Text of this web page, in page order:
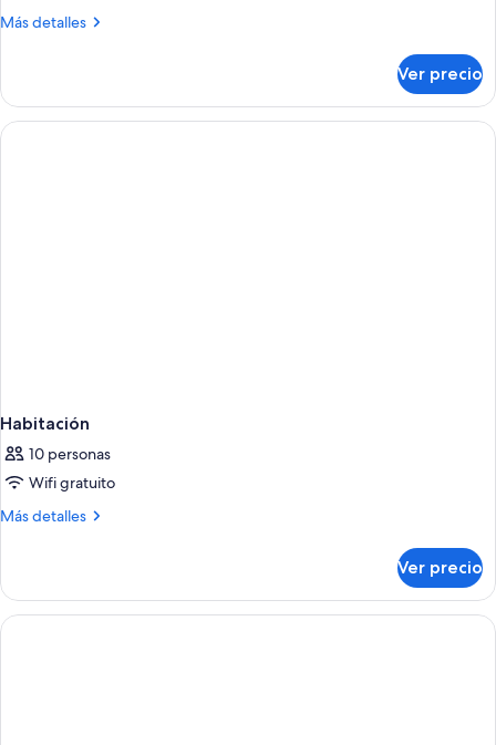
Más detalles
Más
familiar
Ver precio
Habitación
10 personas
Wifi gratuito
Más detalles
Más
Ver precio